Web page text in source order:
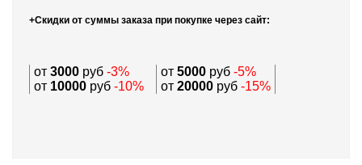
+Скидки от суммы заказа при покупке через сайт:
от 3000 руб -3% от 5000 руб -5%
от 10000 руб -10% от 20000 руб -15%